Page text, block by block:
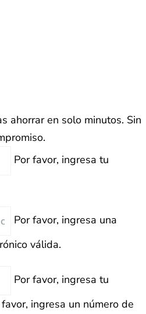
ahorrar en solo minutos. Sin
Por favor, ingresa tu
Por favor, ingresa una
válida.
Por favor, ingresa tu
favor, ingresa un número de